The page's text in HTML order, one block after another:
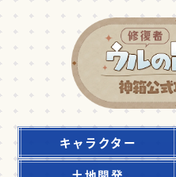
キャラクター